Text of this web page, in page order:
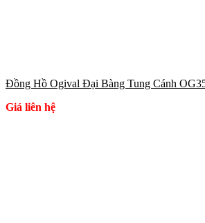
Đồng Hồ Ogival Đại Bàng Tung Cánh
Giá liên hệ